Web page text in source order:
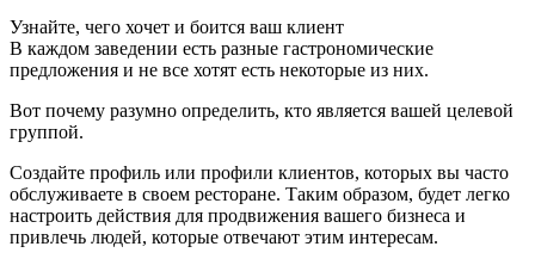
Узнайте, чего хочет и боится ваш клиент
В каждом заведении есть разные гастрономические
предложения и не все хотят есть некоторые из них.
Вот почему разумно определить, кто является вашей целевой
группой.
Создайте профиль или профили клиентов, которых вы часто
обслуживаете в своем ресторане. Таким образом, будет легко
настроить действия для продвижения вашего бизнеса и
привлечь людей, которые отвечают этим интересам.